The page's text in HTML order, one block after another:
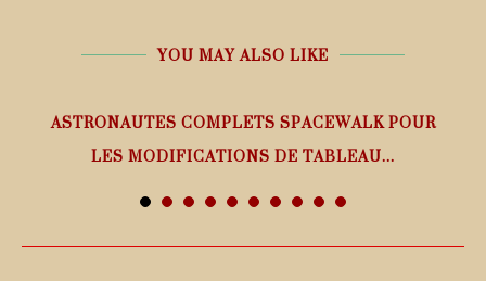
YOU MAY ALSO LIKE
ASTRONAUTES COMPLETS SPACEWALK POUR
LES MODIFICATIONS DE TABLEAU...